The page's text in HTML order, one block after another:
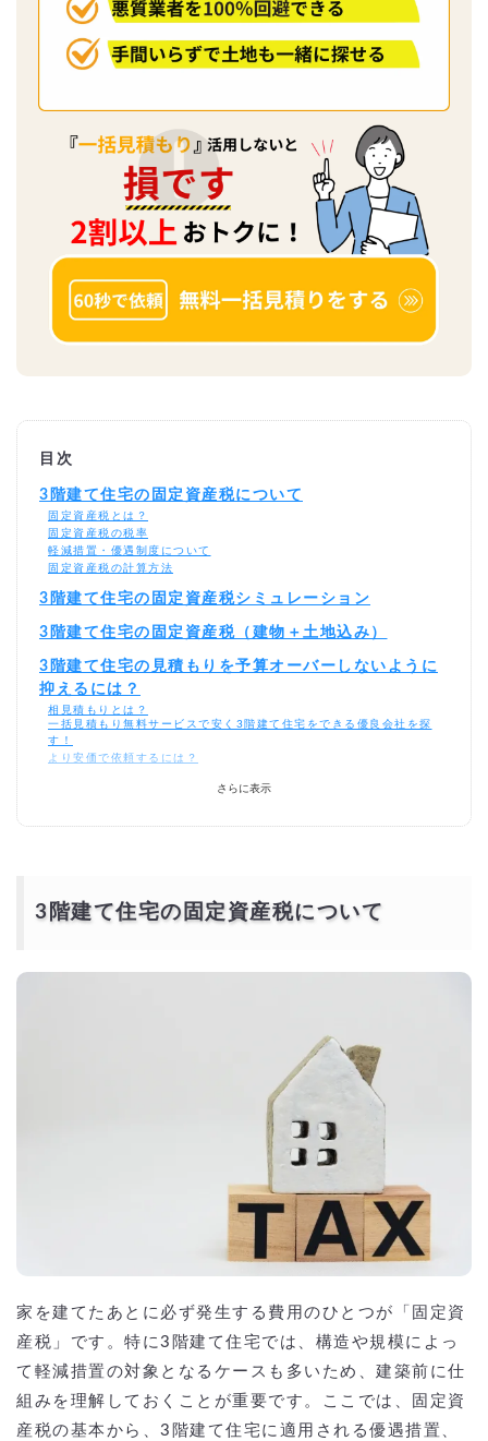
目次
3階建て住宅の固定資産税について
固定資産税とは？
固定資産税の税率
軽減措置・優遇制度について
固定資産税の計算方法
3階建て住宅の固定資産税シミュレーション
3階建て住宅の固定資産税（建物＋土地込み）
3階建て住宅の見積もりを予算オーバーしないように
抑えるには？
相見積もりとは？
一括見積もり無料サービスで安く3階建て住宅をできる優良会社を探
す！
より安価で依頼するには？
さらに表示
3階建て住宅の固定資産税について
家を建てたあとに必ず発生する費用のひとつが「固定資
産税」です。特に3階建て住宅では、構造や規模によっ
て軽減措置の対象となるケースも多いため、建築前に仕
組みを理解しておくことが重要です。ここでは、固定資
産税の基本から、3階建て住宅に適用される優遇措置、